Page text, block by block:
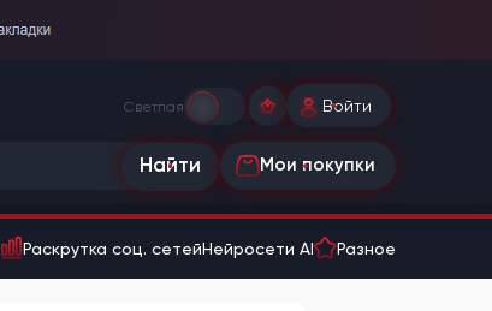
Светлая Войти
Найти Мои покупки
Раскрутка соц. сетейНейросети AI Разное